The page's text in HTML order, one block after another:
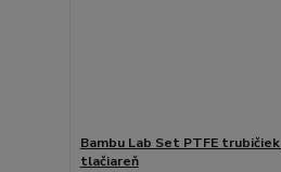
Bambu Lab Set PTFE
tlačiareň